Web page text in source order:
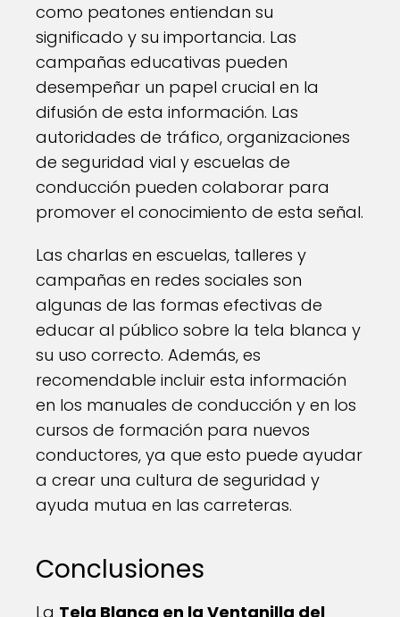
como peatones entiendan su
significado y su importancia. Las
campañas educativas pueden
desempeñar un papel crucial en la
difusión de esta información. Las
autoridades de tráfico, organizaciones
de seguridad vial y escuelas de
conducción pueden colaborar para
promover el conocimiento de esta señal.
Las charlas en escuelas, talleres y
campañas en redes sociales son
algunas de las formas efectivas de
educar al público sobre la tela blanca y
su uso correcto. Además, es
recomendable incluir esta información
en los manuales de conducción y en los
cursos de formación para nuevos
conductores, ya que esto puede ayudar
a crear una cultura de seguridad y
ayuda mutua en las carreteras.
Conclusiones
La Tela Blanca en la Ventanilla del